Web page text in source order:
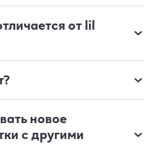
от lil
новое
с другими